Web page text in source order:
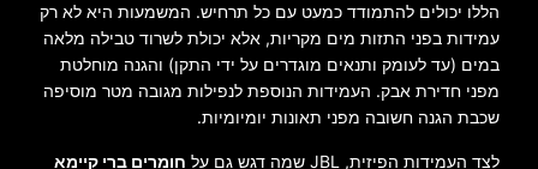
הללו יכולים להתמודד כמעט עם כל תרחיש. המשמעות היא לא רק
עמידות בפני התזות מים מקריות, אלא יכולת לשרוד טבילה מלאה
במים (עד לעומק ותנאים מוגדרים על ידי התקן) והגנה מוחלטת
מפני חדירת אבק. העמידות הנוספת לנפילות מגובה מטר מוסיפה
שכבת הגנה חשובה מפני תאונות יומיומיות.
לצד העמידות הפיזית, JBL שמה דגש גם על
חומרים ברי קיימא